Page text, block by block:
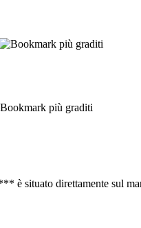
è situato direttamente sul